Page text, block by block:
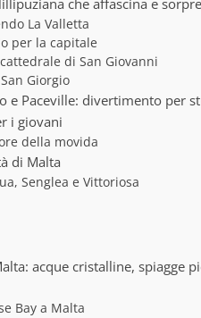
che affascina e
La Valletta
per la capitale
di San Giovanni
Giorgio
e Paceville: divertimento per
i giovani
della movida
di Malta
Senglea e Vittoriosa
acque cristalline, spiagge
Bay a Malta